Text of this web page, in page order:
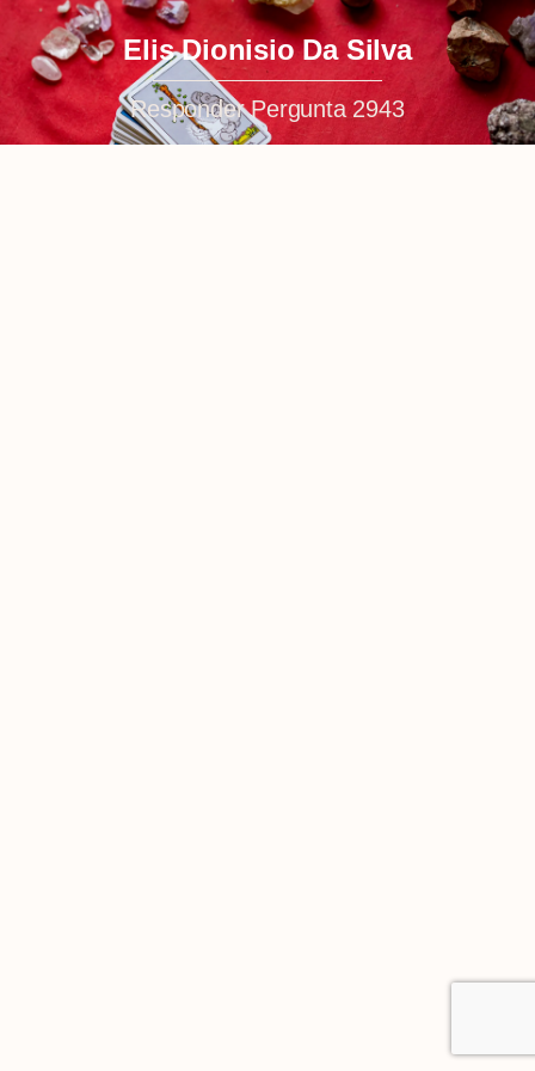
Elis Dionisio Da Silva
Responder Pergunta 2943